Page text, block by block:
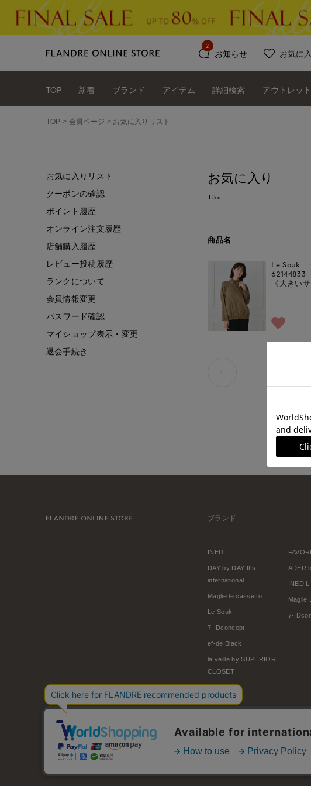
お知らせ
2
お気に
TOP 新着 ブランド アイテム 詳細検索 アウトレット
TOP 会員ページ お気に入りリスト
お気に入り
Like
商品名
Le Souk
62144833
《大きい
お気に入りリスト
クーポンの確認
ポイント履歴
オンライン注文履歴
店舗購入履歴
レビュー投稿履歴
ランクについて
会員情報変更
パスワード確認
マイショップ表示・変更
退会手続き
ブランド
INED
DAY by DAY It's
international
Maglie le cassetto
Le Souk
7-IDconcept.
ef-de Black
la veille by SUPERIOR
CLOSET
INED L
Maglie L
7-
© FLANDRE CO., LTD.